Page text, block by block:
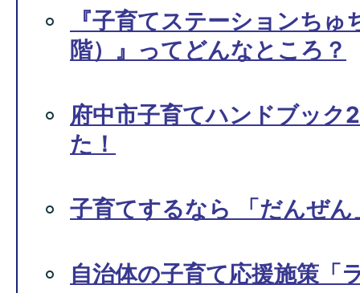
『子育てステーションち
階）』ってどんなところ？
府中市子育てハンドブッ
た！
子育てするなら 「だんぜん
自治体の子育て応援施策「